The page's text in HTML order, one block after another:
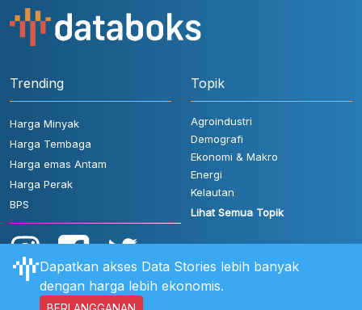
Trending
Harga Minyak
Harga Tembaga
Harga emas Antam
Harga Perak
BPS
Topik
Agroindustri
Demografi
Ekonomi & Makro
Energi
Kelautan
Lihat Semua Topik
Dapatkan akses Data Stories lebih banyak
dengan harga lebih ekonomis.